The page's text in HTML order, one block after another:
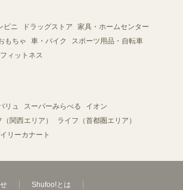
ビニ ドラッグストア
家具・ホームセンター
もちゃ 車・バイク
スポーツ用品・自転車
ィットネス
リュ スーパーみらべる
イオン
関西エリア）
ライフ（首都圏エリア）
リーカナート
Shufoo!とは